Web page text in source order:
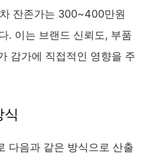
잔존가는 300~400만원
. 이는 브랜드 신뢰도, 부품
감가에 직접적인 영향을 주
다음과 같은 방식으로 산출